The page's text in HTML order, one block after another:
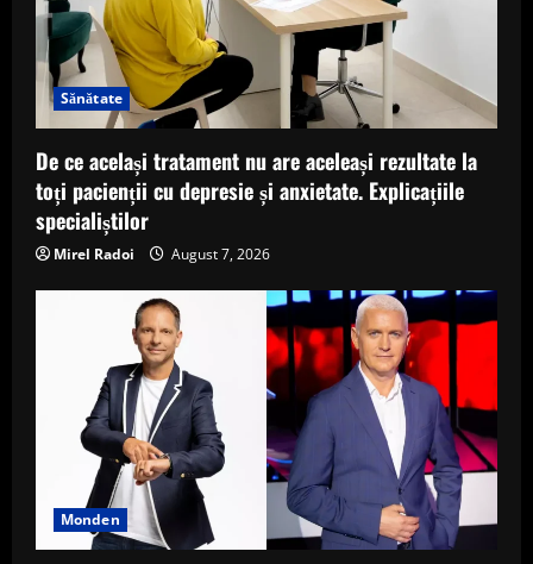
Sănătate
De ce același tratament nu are aceleași rezultate la
toți pacienții cu depresie și anxietate. Explicațiile
specialiștilor
Mirel Radoi August 7, 2026
Monden